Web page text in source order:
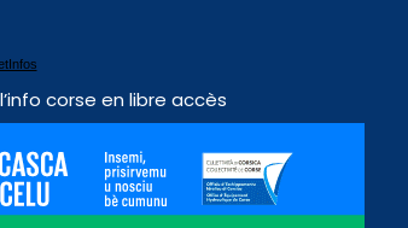
corse en libre accès